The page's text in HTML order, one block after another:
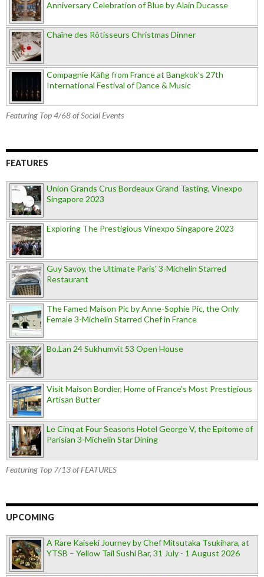
Anniversary Celebration of Blue by Alain Ducasse
Chaîne des Rôtisseurs Christmas Dinner
Compagnie Käfig from France at Bangkok’s 27th
International Festival of Dance & Music
Featuring Top 4/68 of Social Events
FEATURES
Union Grands Crus Bordeaux Grand Tasting, Vinexpo
Singapore 2023
Exploring The Prestigious Vinexpo Singapore 2023
Guy Savoy, the Ultimate Paris' 3-Michelin Starred
Restaurant
The Famed Maison Pic by Anne-Sophie Pic, the Only
Female 3-Michelin Starred Chef in France
Bo.Lan 24 Sukhumvit 53 Open House
Visit Maison Bordier, Home of France's Most Prestigious
Artisan Butter
Le Cinq at Four Seasons Hotel George V, the Epitome of
Parisian 3-Michelin Star Dining
Featuring Top 7/13 of FEATURES
UPCOMING
A Rare Kaiseki Journey by Chef Mitsutaka Tsukihara, at
YTSB – Yellow Tail Sushi Bar, 31 July - 1 August 2026